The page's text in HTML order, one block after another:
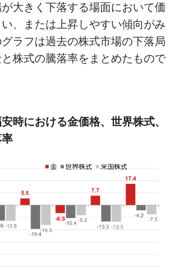
大きく下落する場面において価
、または上昇しやすい傾向がみ
ラフは過去の株式市場の下落局
株式の騰落率をまとめたもので
時における金価格、世界株式、